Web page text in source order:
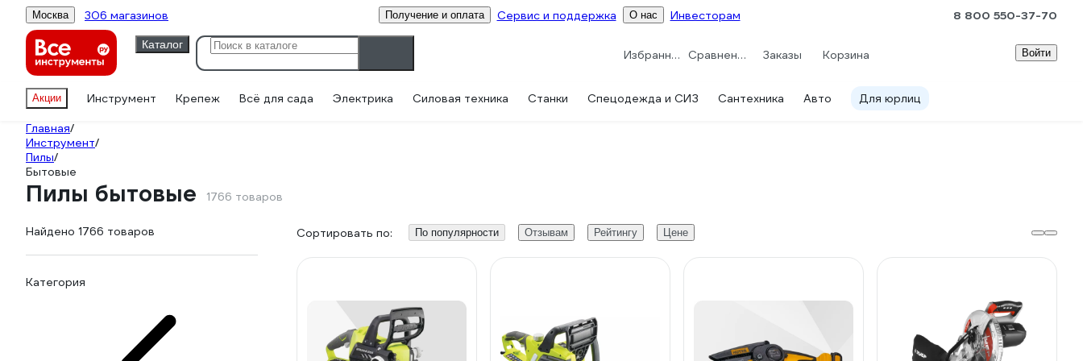
Москва 306 магазинов Получение и оплата Сервис и поддержка О нас Инвесторам 8 800 550-37-70
Каталог
Избранное Сравнение Заказы Корзина Войти
Акции Инструмент Крепеж Всё для сада Электрика Силовая техника Станки Спецодежда и СИЗ Сантехника Авто Для юрлиц
Главная/
Инструмент/
Пилы/
Бытовые
Пилы бытовые 1766 товаров
Найдено 1766 товаров
Категория
Сортировать по: По популярности Отзывам Рейтингу Цене